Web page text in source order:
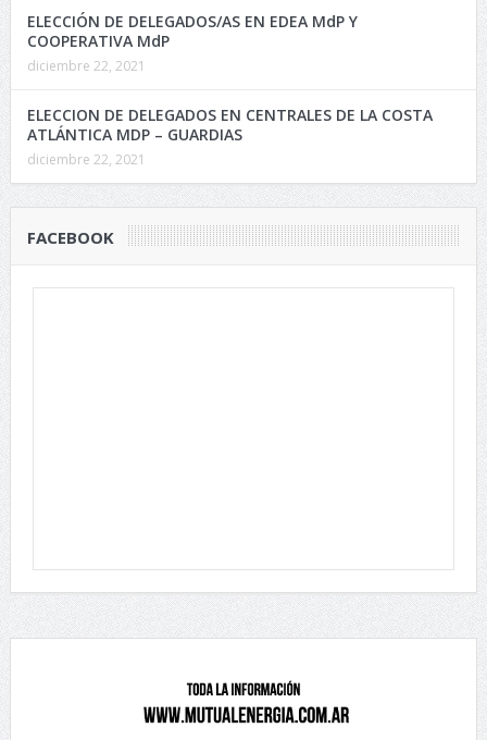
ELECCIÓN DE DELEGADOS/AS EN EDEA MdP Y
COOPERATIVA MdP
diciembre 22, 2021
ELECCION DE DELEGADOS EN CENTRALES DE LA COSTA
ATLÁNTICA MDP – GUARDIAS
diciembre 22, 2021
FACEBOOK